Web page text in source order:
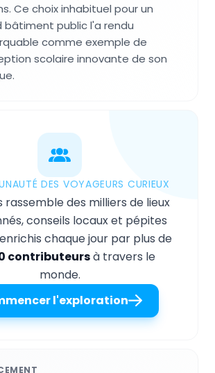
Ce choix inhabituel pour un
bâtiment public l'a rendu
comme exemple de
scolaire innovante de son
DES VOYAGEURS CURIEUX
rassemble des milliers de lieux
conseils locaux et pépites
chaque jour par plus de
contributeursà travers le
monde.
l'exploration